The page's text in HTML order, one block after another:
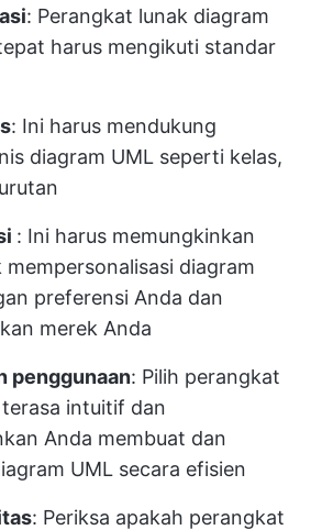
: Perangkat lunak diagram
harus mengikuti standar
: Ini harus mendukung
diagram UML seperti kelas,
: Ini harus memungkinkan
mempersonalisasi diagram
preferensi Anda dan
merek Anda
penggunaan: Pilih perangkat
intuitif dan
Anda membuat dan
UML secara efisien
: Periksa apakah perangkat